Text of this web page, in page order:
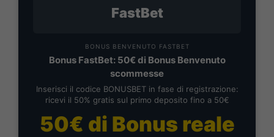
FastBet
BONUS BENVENUTO FASTBET
Bonus FastBet: 50€ di Bonus Benvenuto
scommesse
Inserisci il codice BONUSBET in fase di registrazione:
ricevi il 50% gratis sul primo deposito fino a 50€
50€ di Bonus reale